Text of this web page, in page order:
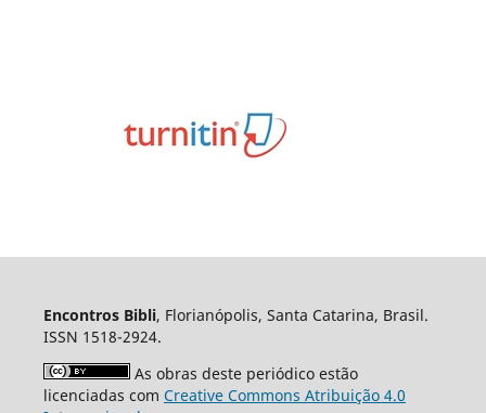
Encontros Bibli, Florianópolis, Santa Catarina, Brasil.
ISSN 1518-2924.
As obras deste periódico estão
licenciadas com Creative Commons Atribuição 4.0